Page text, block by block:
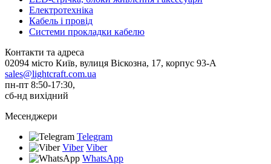
Електротехніка
Кабель і провід
Системи прокладки кабелю
Контакти та адреса
02094 місто Київ, вулиця Віскозна, 17, корпус 93-А
sales@lightcraft.com.ua
пн-пт 8:50-17:30,
сб-нд вихідний
Месенджери
Telegram
Viber Viber
WhatsApp